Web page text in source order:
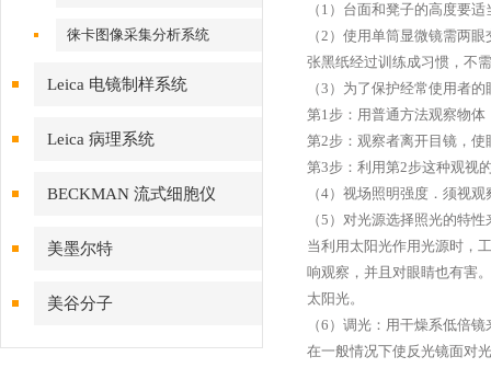
徕卡图像采集分析系统
Leica 电镜制样系统
Leica 病理系统
BECKMAN 流式细胞仪
美墨尔特
美谷分子
（1）台面和凳子的高度要适
（2）使用单筒显微镜需两
张黑纸经过训练成习惯，不
（3）为了保护经常使用者
第1步：用普通方法观察物
第2步：观察者离开目镜，
第3步：利用第2步这种观视
（4）视场照明强度．须视
（5）对光源选择照光的特
当利用太阳光作用光源时，
响观察，并且对眼睛也有害
太阳光。
（6）调光：用干燥系低倍
在一般情况下使反光镜面对